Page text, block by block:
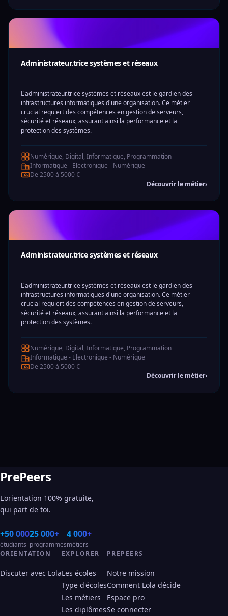
Administrateur.trice systèmes et réseaux
L'administrateur.trice systèmes et réseaux est le gardien des
infrastructures informatiques d'une organisation. Ce métier
crucial requiert des compétences en gestion de serveurs,
sécurité et réseaux, assurant ainsi la performance et la
protection des systèmes.
Numérique, Digital, Informatique, Programmation
Informatique - Electronique - Numérique
De 2500 à 5000 €
Découvrir le métier›
Administrateur.trice systèmes et réseaux
L'administrateur.trice systèmes et réseaux est le gardien des
infrastructures informatiques d'une organisation. Ce métier
crucial requiert des compétences en gestion de serveurs,
sécurité et réseaux, assurant ainsi la performance et la
protection des systèmes.
Numérique, Digital, Informatique, Programmation
Informatique - Electronique - Numérique
De 2500 à 5000 €
Découvrir le métier›
PrePeers
L'orientation 100% gratuite,
qui part de toi.
+50 000
étudiants
25 000+
programmes
4 000+
métiers
ORIENTATION
Discuter avec Lola
EXPLORER
Les écoles
Type d'écoles
Les métiers
Les diplômes
PREPEERS
Notre mission
Comment Lola décide
Espace pro
Se connecter